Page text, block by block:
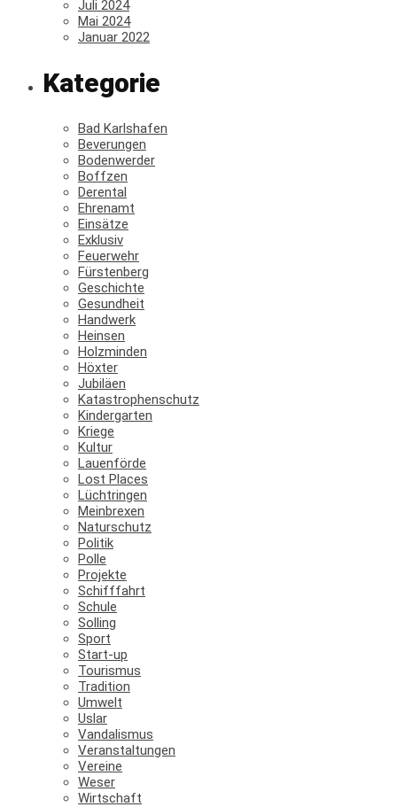
Juli 2024
Mai 2024
Januar 2022
Kategorie
Bad Karlshafen
Beverungen
Bodenwerder
Boffzen
Derental
Ehrenamt
Einsätze
Exklusiv
Feuerwehr
Fürstenberg
Geschichte
Gesundheit
Handwerk
Heinsen
Holzminden
Höxter
Jubiläen
Katastrophenschutz
Kindergarten
Kriege
Kultur
Lauenförde
Lost Places
Lüchtringen
Meinbrexen
Naturschutz
Politik
Polle
Projekte
Schifffahrt
Schule
Solling
Sport
Start-up
Tourismus
Tradition
Umwelt
Uslar
Vandalismus
Veranstaltungen
Vereine
Weser
Wirtschaft